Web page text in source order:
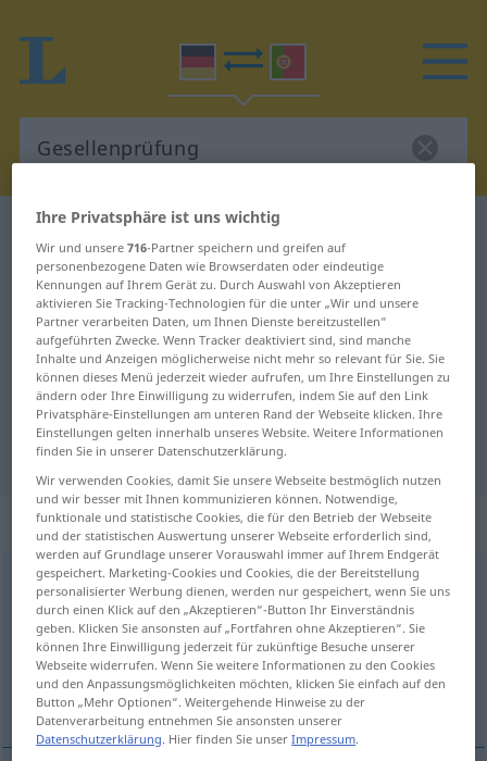
Deutsch-Portugiesisch Wörterbuch
Gesellenprüfung
Deutsch-Portugiesisch
Übersetzung für
"Gesellenprüfung"
"Gesellenprüfung" Portugiesisch
Übersetzung
„Gesellenprüfung“: Femininum
Gesellenprüfungf
Übersicht aller Übersetzungen
(Für mehr Details die Übersetzung anklicken/antippen)
exame de oficial de artesanato
Ihre Privatsphäre ist uns wichtig
Wir und unsere716-Partner speichern und greifen auf
personenbezogene Daten wie Browserdaten oder eindeutige
Kennungen auf Ihrem Gerät zu. Durch Auswahl von Akzeptieren
aktivieren Sie Tracking-Technologien für die unter „Wir und unsere
Partner verarbeiten Daten, um Ihnen Dienste bereitzustellen“
aufgeführten Zwecke. Wenn Tracker deaktiviert sind, sind manche
Inhalte und Anzeigen möglicherweise nicht mehr so relevant für Sie. Sie
können dieses Menü jederzeit wieder aufrufen, um Ihre Einstellungen zu
ändern oder Ihre Einwilligung zu widerrufen, indem Sie auf den Link
Privatsphäre-Einstellungen am unteren Rand der Webseite klicken. Ihre
Einstellungen gelten innerhalb unseres Website. Weitere Informationen
finden Sie in unserer Datenschutzerklärung.
Wir verwenden Cookies, damit Sie unsere Webseite bestmöglich nutzen
und wir besser mit Ihnen kommunizieren können. Notwendige,
funktionale und statistische Cookies, die für den Betrieb der Webseite
und der statistischen Auswertung unserer Webseite erforderlich sind,
werden auf Grundlage unserer Vorauswahl immer auf Ihrem Endgerät
gespeichert. Marketing-Cookies und Cookies, die der Bereitstellung
personalisierter Werbung dienen, werden nur gespeichert, wenn Sie uns
durch einen Klick auf den „Akzeptieren“-Button Ihr Einverständnis
geben. Klicken Sie ansonsten auf „Fortfahren ohne Akzeptieren“. Sie
können Ihre Einwilligung jederzeit für zukünftige Besuche unserer
Webseite widerrufen. Wenn Sie weitere Informationen zu den Cookies
und den Anpassungsmöglichkeiten möchten, klicken Sie einfach auf den
Button „Mehr Optionen“. Weitergehende Hinweise zu der
Datenverarbeitung entnehmen Sie ansonsten unserer
Datenschutzerklärung. Hier finden Sie unserImpressum.